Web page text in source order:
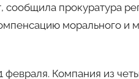
сообщила прокуратура
морального и
февраля. Компания из